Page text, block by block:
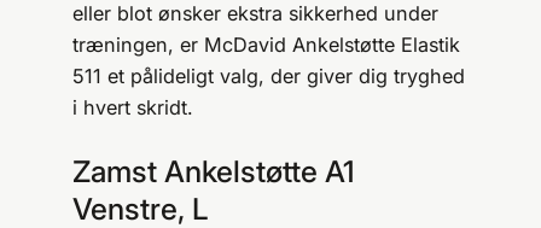
eller blot ønsker ekstra sikkerhed under
træningen, er McDavid Ankelstøtte Elastik
511 et pålideligt valg, der giver dig tryghed
i hvert skridt.
Zamst Ankelstøtte A1
Venstre, L